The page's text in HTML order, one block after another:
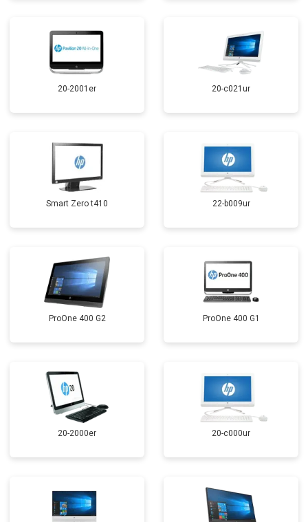
20-2001er 20-c021ur
Smart Zero t410 22-b009ur
ProOne 400 G2 ProOne 400 G1
20-2000er 20-c000ur